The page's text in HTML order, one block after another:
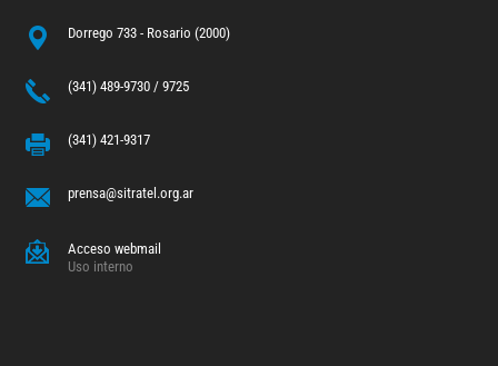
Dorrego 733 - Rosario (2000)
(341) 489-9730 / 9725
(341) 421-9317
prensa@sitratel.org.ar
Acceso webmail
Uso interno